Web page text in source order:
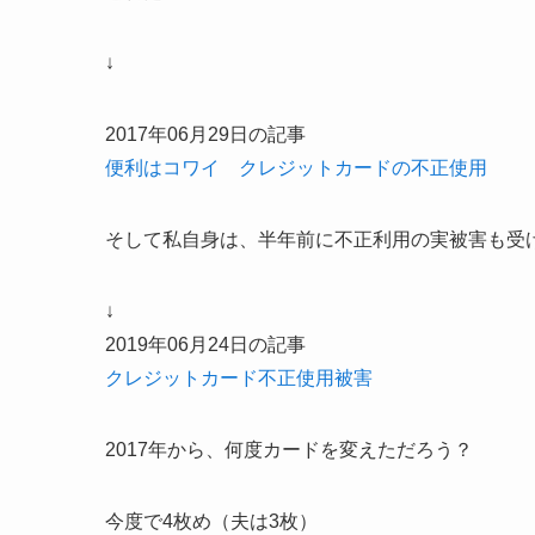
↓
2017年06月29日の記事
便利はコワイ クレジットカードの不正使用
そして私自身は、半年前に不正利用の実被害も受
↓
2019年06月24日の記事
クレジットカード不正使用被害
2017年から、何度カードを変えただろう？
今度で4枚め（夫は3枚）